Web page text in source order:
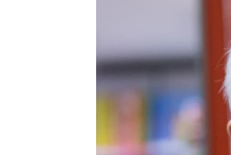
ՄԵԿՆԱԲԱՆՈՒԹՅՈՒՆ